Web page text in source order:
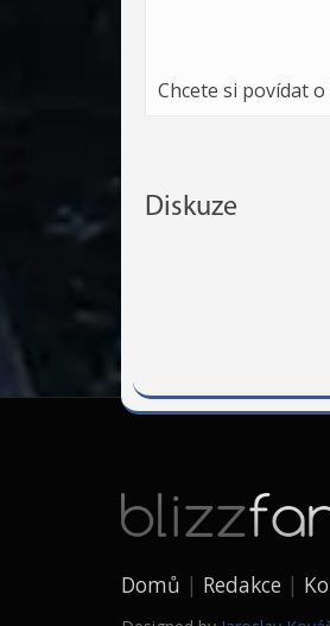
Chcete si povídat
Diskuze
Domů Redakce